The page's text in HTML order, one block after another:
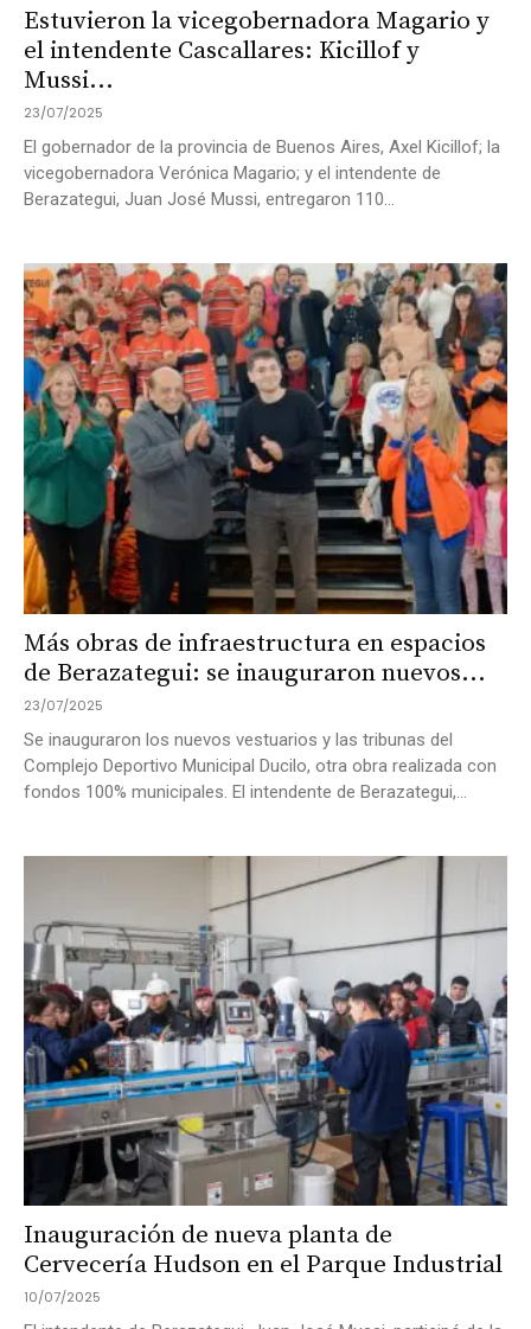
Estuvieron la vicegobernadora Magario y
el intendente Cascallares: Kicillof y
Mussi...
23/07/2025
El gobernador de la provincia de Buenos Aires, Axel Kicillof; la
vicegobernadora Verónica Magario; y el intendente de
Berazategui, Juan José Mussi, entregaron 110...
Más obras de infraestructura en espacios
de Berazategui: se inauguraron nuevos...
23/07/2025
Se inauguraron los nuevos vestuarios y las tribunas del
Complejo Deportivo Municipal Ducilo, otra obra realizada con
fondos 100% municipales. El intendente de Berazategui,...
Inauguración de nueva planta de
Cervecería Hudson en el Parque Industrial
10/07/2025